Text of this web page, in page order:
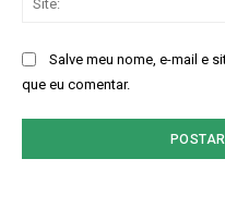
Salve meu nome, e-mail e
que eu comentar.